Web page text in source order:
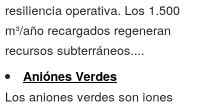
resiliencia operativa. Los 1.500
m³/año recargados regeneran
recursos subterráneos....
Aniónes Verdes
Los aniones verdes son iones